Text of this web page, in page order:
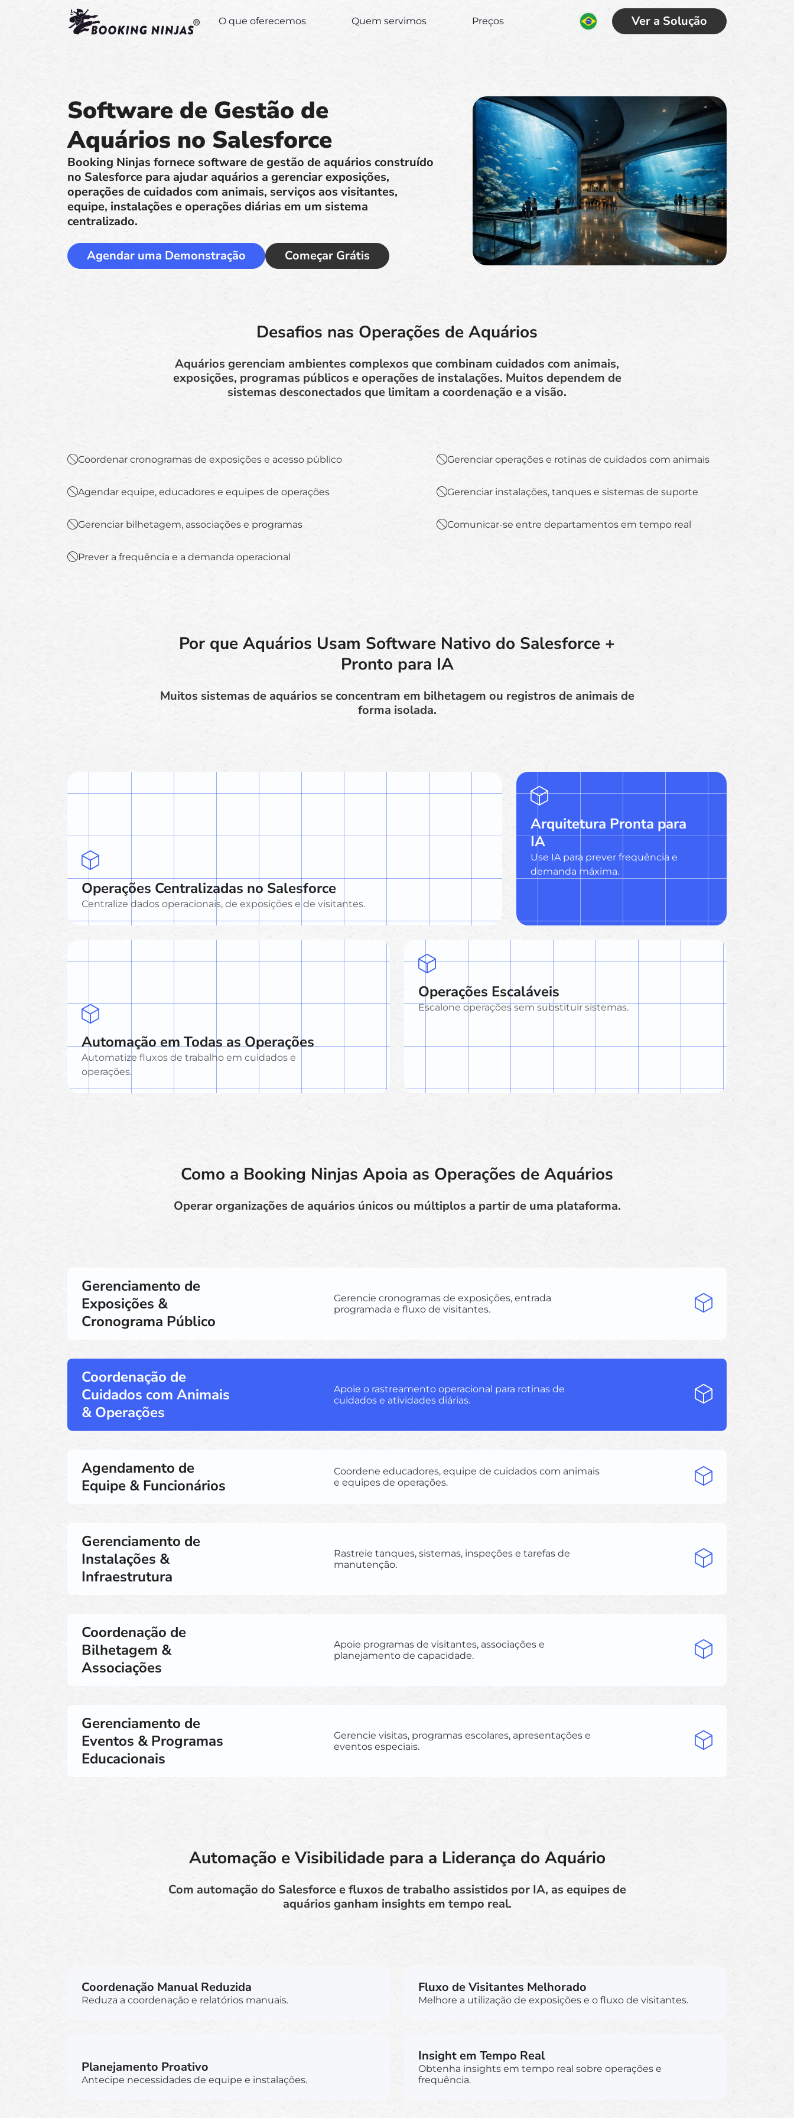
Ver a Solução
O que oferecemos Quem servimos Preços
Software de Gestão de
Aquários no Salesforce
Booking Ninjas fornece software de gestão de aquários construído
no Salesforce para ajudar aquários a gerenciar exposições,
operações de cuidados com animais, serviços aos visitantes,
equipe, instalações e operações diárias em um sistema
centralizado.
Agendar uma Demonstração Começar Grátis
Desafios nas Operações de Aquários
Aquários gerenciam ambientes complexos que combinam cuidados com animais,
exposições, programas públicos e operações de instalações. Muitos dependem de
sistemas desconectados que limitam a coordenação e a visão.
Coordenar cronogramas de exposições e acesso público Gerenciar operações e rotinas de cuidados com animais
Agendar equipe, educadores e equipes de operações Gerenciar instalações, tanques e sistemas de suporte
Gerenciar bilhetagem, associações e programas Comunicar-se entre departamentos em tempo real
Prever a frequência e a demanda operacional
Por que Aquários Usam Software Nativo do Salesforce +
Pronto para IA
Muitos sistemas de aquários se concentram em bilhetagem ou registros de animais de
forma isolada.
Operações Centralizadas no Salesforce
Centralize dados operacionais, de exposições e de visitantes.
Arquitetura Pronta para
IA
Use IA para prever frequência e
demanda máxima.
Automação em Todas as Operações
Automatize fluxos de trabalho em cuidados e
operações.
Operações Escaláveis
Escalone operações sem substituir sistemas.
Como a Booking Ninjas Apoia as Operações de Aquários
Operar organizações de aquários únicos ou múltiplos a partir de uma plataforma.
Gerenciamento de
Exposições &
Cronograma Público
Gerencie cronogramas de exposições, entrada
programada e fluxo de visitantes.
Coordenação de
Cuidados com Animais
& Operações
Apoie o rastreamento operacional para rotinas de
cuidados e atividades diárias.
Agendamento de
Equipe & Funcionários
Coordene educadores, equipe de cuidados com animais
e equipes de operações.
Gerenciamento de
Instalações &
Infraestrutura
Rastreie tanques, sistemas, inspeções e tarefas de
manutenção.
Coordenação de
Bilhetagem &
Associações
Apoie programas de visitantes, associações e
planejamento de capacidade.
Gerenciamento de
Eventos & Programas
Educacionais
Gerencie visitas, programas escolares, apresentações e
eventos especiais.
Automação e Visibilidade para a Liderança do Aquário
Com automação do Salesforce e fluxos de trabalho assistidos por IA, as equipes de
aquários ganham insights em tempo real.
Coordenação Manual Reduzida
Reduza a coordenação e relatórios manuais.
Fluxo de Visitantes Melhorado
Melhore a utilização de exposições e o fluxo de visitantes.
Planejamento Proativo
Antecipe necessidades de equipe e instalações.
Insight em Tempo Real
Obtenha insights em tempo real sobre operações e
frequência.